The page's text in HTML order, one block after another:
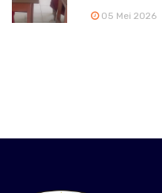
05 Mei 2026